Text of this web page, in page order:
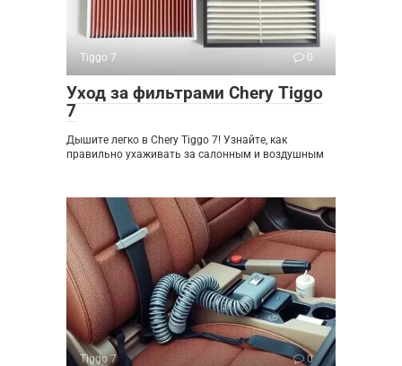
Tiggo 7 0
Уход за фильтрами Chery Tiggo
7
Дышите легко в Chery Tiggo 7! Узнайте, как
правильно ухаживать за салонным и воздушным
Tiggo 7 0